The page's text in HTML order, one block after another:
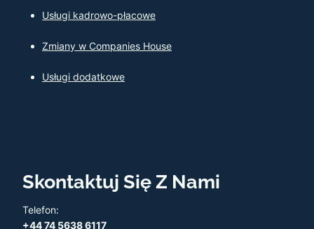
Usługi kadrowo-płacowe
Zmiany w Companies House
Usługi dodatkowe
Skontaktuj Się Z Nami
Telefon:
+44 74 5638 6117